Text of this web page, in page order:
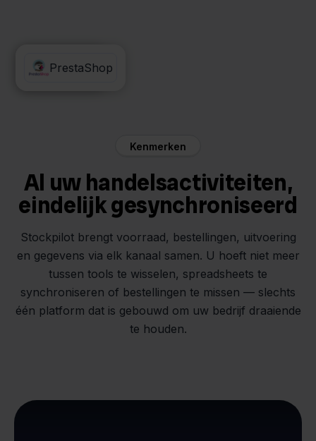
Mendrix
PrestaShop
Kenmerken
Al uw handelsactiviteiten,
eindelijk gesynchroniseerd
Stockpilot brengt voorraad, bestellingen, uitvoering
en gegevens via elk kanaal samen. U hoeft niet meer
tussen tools te wisselen, spreadsheets te
synchroniseren of bestellingen te missen — slechts
één platform dat is gebouwd om uw bedrijf draaiende
te houden.